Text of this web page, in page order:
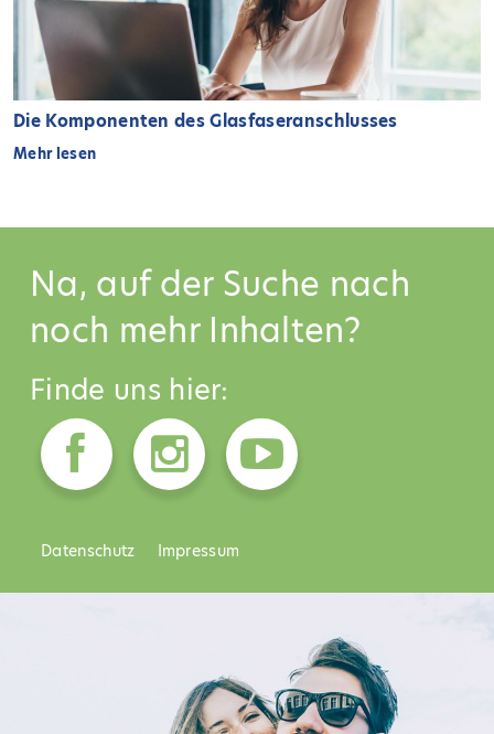
Die Komponenten des Glasfaseranschlusses
Mehr lesen
Na, auf der Suche nach
noch mehr Inhalten?
Finde uns hier:
Datenschutz Impressum